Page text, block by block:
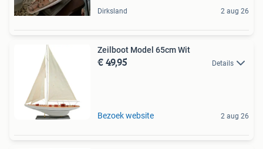
Dirksland 2 aug 26
Zeilboot Model 65cm Wit
€ 49,95 Details
Bezoek website 2 aug 26